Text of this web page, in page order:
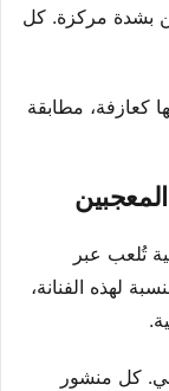
بشدة مركزة. كل
كعازفة، مطابقة
تُلعب عبر
لهذه الفنانة،
كل منشور